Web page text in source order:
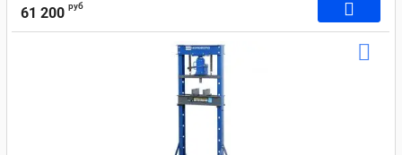
61 200 руб